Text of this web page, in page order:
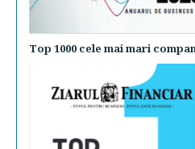
Top 1000 cele mai mari